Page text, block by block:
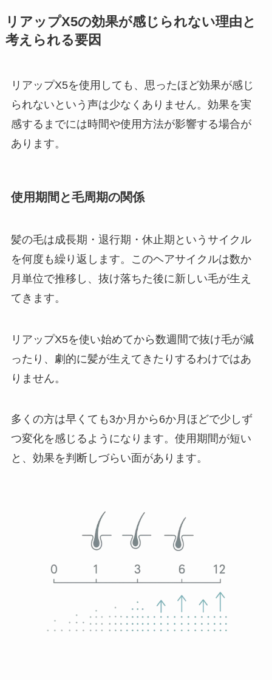
リアップX5の効果が感じられない理由と
考えられる要因
リアップX5を使用しても、思ったほど効果が感じ
られないという声は少なくありません。効果を実
感するまでには時間や使用方法が影響する場合が
あります。
使用期間と毛周期の関係
髪の毛は成長期・退行期・休止期というサイクル
を何度も繰り返します。このヘアサイクルは数か
月単位で推移し、抜け落ちた後に新しい毛が生え
てきます。
リアップX5を使い始めてから数週間で抜け毛が減
ったり、劇的に髪が生えてきたりするわけではあ
りません。
多くの方は早くても3か月から6か月ほどで少しず
つ変化を感じるようになります。使用期間が短い
と、効果を判断しづらい面があります。